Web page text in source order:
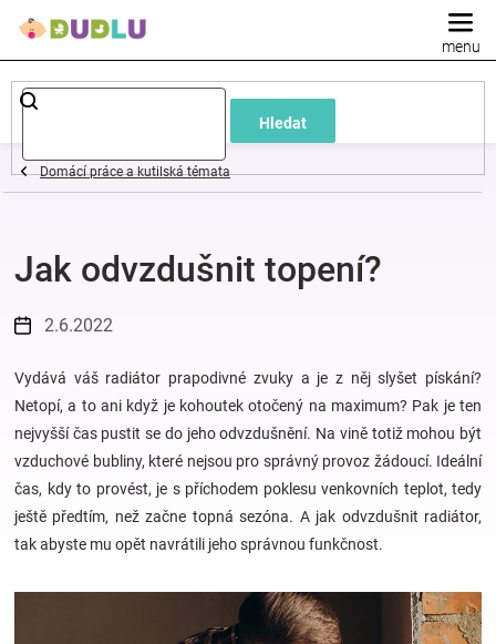
Hledat
Dětské
a
oblečení
Pokojíček
a
kojenecká
výbava
Hračky
Domácí práce a kutilská témata
Jak odvzdušnit topení?
2.6.2022
Vydává váš radiátor prapodivné zvuky a je z něj slyšet pískání?
Netopí, a to ani když je kohoutek otočený na maximum? Pak je ten
nejvyšší čas pustit se do jeho odvzdušnění. Na vině totiž mohou být
vzduchové bubliny, které nejsou pro správný provoz žádoucí. Ideální
čas, kdy to provést, je s příchodem poklesu venkovních teplot, tedy
ještě předtím, než začne topná sezóna. A jak odvzdušnit radiátor,
tak abyste mu opět navrátili jeho správnou funkčnost.